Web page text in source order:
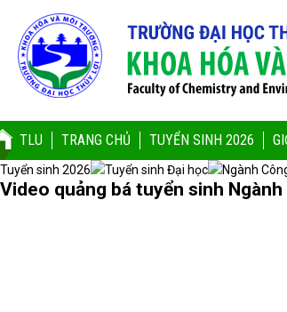
TLU TRANG CHỦ TUYỂN SINH 2026
Tuyển sinh 2026 Tuyển sinh Đại học Ngành
Video quảng bá tuyển sinh